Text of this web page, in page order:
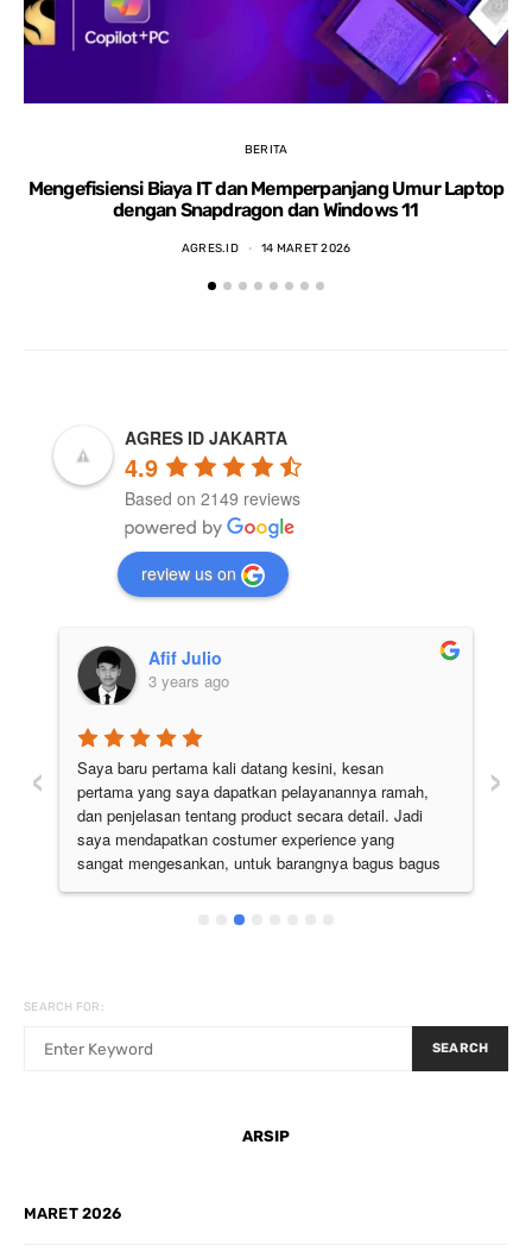
BERITA
Mengefisiensi Biaya IT dan Memperpanjang Umur Laptop
dengan Snapdragon dan Windows 11
AGRES.ID 14 MARET 2026
AGRES ID JAKARTA
4.9
Based on 2149 reviews
review us on
Afif Julio
3 years ago
Saya baru pertama kali datang kesini, kesan
pertama yang saya dapatkan pelayanannya ramah,
dan penjelasan tentang product secara detail. Jadi
saya mendapatkan costumer experience yang
sangat mengesankan, untuk barangnya bagus bagus
semua. Pokoknya the best deh
‹ ›
SEARCH FOR:
SEARCH
ARSIP
MARET 2026